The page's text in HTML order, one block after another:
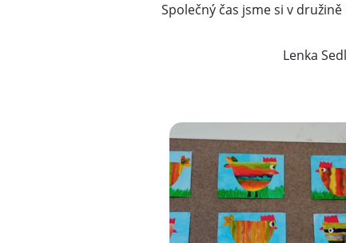
Společný čas jsme si v
Lenka